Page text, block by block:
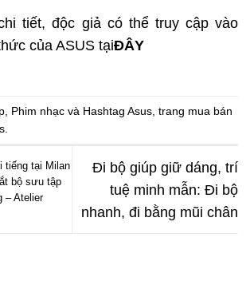
tiết, độc giả có thể truy cập vào
của ASUS tạiĐÂY
Phim nhạc và Hashtag Asus trang mua bán
tiếng tại Milan
bộ sưu tập
– Atelier
Đi bộ giúp giữ dáng, trí
tuệ minh mẫn: Đi bộ
nhanh, đi bằng mũi chân